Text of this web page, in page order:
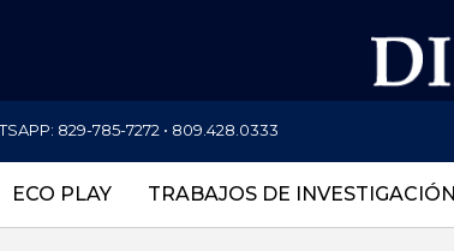
829-785-7272 • 809.428.0333
ECO PLAY TRABAJOS DE INVESTIGACIÓN